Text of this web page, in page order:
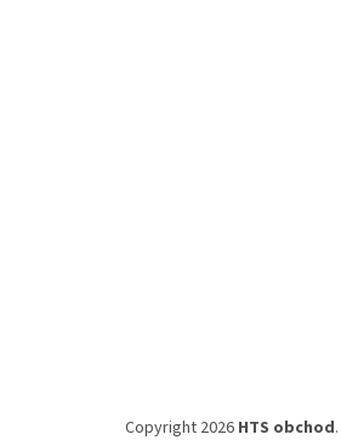
Copyright 2026 HTS obchod